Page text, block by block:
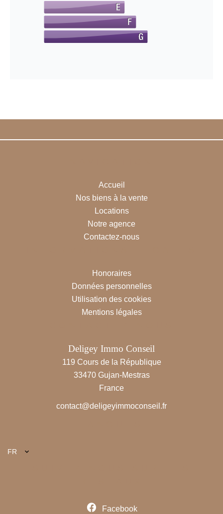
Accueil
Nos biens à la vente
Locations
Notre agence
Contactez-nous
Honoraires
Données personnelles
Utilisation des cookies
Mentions légales
Deligey Immo Conseil
119 Cours de la République
33470Gujan-Mestras
France
contact@deligeyimmoconseil.fr
FR
Facebook